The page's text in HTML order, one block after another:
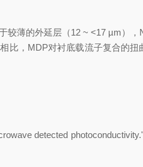
较薄的外延层（12 ~ <17 µm）
比，MDP对衬底载流子复合的扭
detected